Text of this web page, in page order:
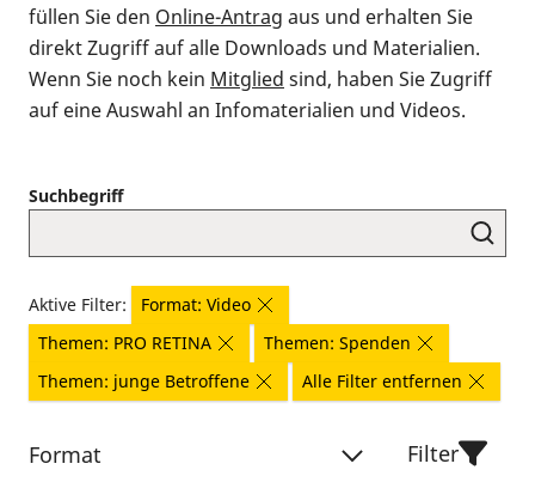
füllen Sie den Online-Antrag aus und erhalten Sie
direkt Zugriff auf alle Downloads und Materialien.
Wenn Sie noch kein Mitglied sind, haben Sie Zugriff
auf eine Auswahl an Infomaterialien und Videos.
Suchbegriff
Aktive Filter:
Format: Video
Themen: PRO RETINA
Themen: Spenden
Themen: junge Betroffene
Alle Filter entfernen
Format Filter